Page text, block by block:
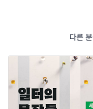
다른